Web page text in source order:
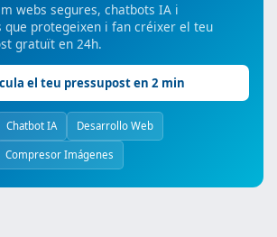
webs segures, chatbots IA i
que protegeixen i fan créixer el teu
gratuït en 24h.
el teu pressupost en 2 min
Chatbot IA Desarrollo Web
Compresor Imágenes